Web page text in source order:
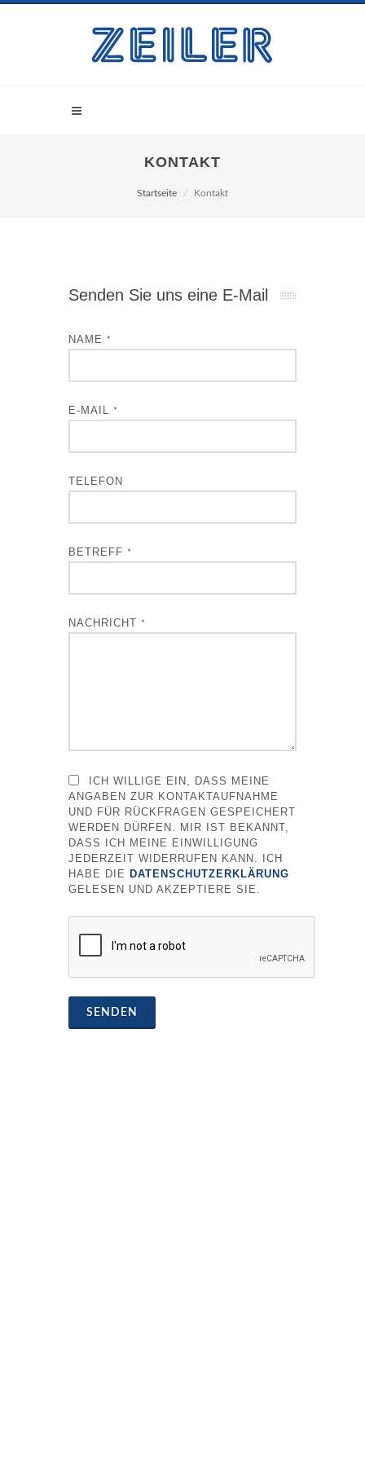
KONTAKT
Startseite Kontakt
Senden Sie uns eine E-Mail
NAME *
E-MAIL *
TELEFON
BETREFF *
NACHRICHT *
ICH WILLIGE EIN, DASS MEINE
ANGABEN ZUR KONTAKTAUFNAHME
UND FÜR RÜCKFRAGEN GESPEICHERT
WERDEN DÜRFEN. MIR IST BEKANNT,
DASS ICH MEINE EINWILLIGUNG
JEDERZEIT WIDERRUFEN KANN. ICH
HABE DIE DATENSCHUTZERKLÄRUNG
GELESEN UND AKZEPTIERE SIE.
SENDEN